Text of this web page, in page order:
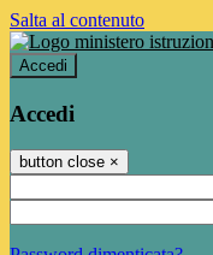
Salta al contenuto
Accedi
Accedi
button close ×